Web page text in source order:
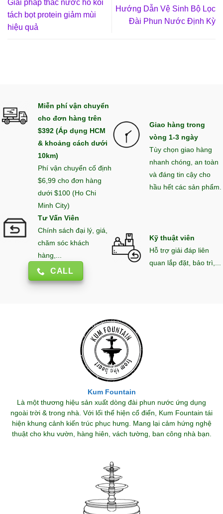
Giải pháp thác nước hồ koi
tách bọt protein giảm mùi
hiệu quả
Hướng Dẫn Vệ Sinh Bộ Lọc
Đài Phun Nước Định Kỳ
Miễn phí vận chuyển
cho đơn hàng trên
$392 (Áp dụng HCM
& khoảng cách dưới
10km)
Phí vận chuyển cố định
$6,99 cho đơn hàng
dưới $100 (Ho Chi
Minh City)
Giao hàng trong
vòng 1-3 ngày
Tùy chọn giao hàng
nhanh chóng, an toàn
và đáng tin cậy cho
hầu hết các sản phẩm.
Tư Vấn Viên
Chính sách đại lý, giá,
chăm sóc khách
hàng,...
CALL
Kỹ thuật viên
Hỗ trợ giải đáp liên
quan lắp đặt, bảo trì,...
Kum Fountain
Là một thương hiệu sản xuất dòng đài phun nước ứng dụng
ngoài trời & trong nhà. Với lối thể hiện cổ điển, Kum Fountain tái
hiện khung cảnh kiến trúc phục hưng. Mang lại cảm hứng nghệ
thuật cho khu vườn, hàng hiên, vách tường, ban công nhà bạn.